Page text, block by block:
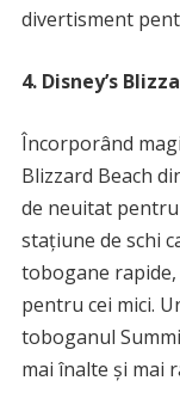
divertisment
4. Disney’s
Încorporând
Blizzard Beach
de neuitat
stațiune de schi
tobogane rapide,
pentru cei mici.
toboganul
mai înalte și mai